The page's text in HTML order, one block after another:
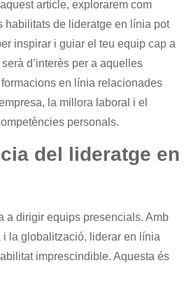
article, explorarem com
habilitats de lideratge en línia pot
inspirar i guiar el teu equip cap a
serà d’interès per a aquelles
en línia relacionades
la millora laboral i el
personals.
del lideratge en
a dirigir equips presencials. Amb
i la globalització, liderar en línia
imprescindible. Aquesta és